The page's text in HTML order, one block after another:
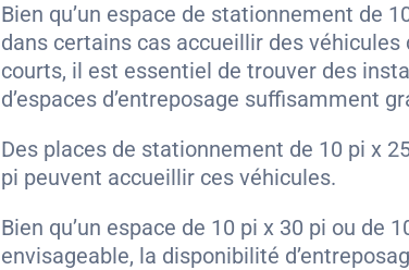
Bien qu’un espace de stationnement de
dans certains cas accueillir des véhicules
courts, il est essentiel de trouver des
d’espaces d’entreposage suffisamment
Des places de stationnement de 10 pi x
pi peuvent accueillir ces véhicules.
Bien qu’un espace de 10 pi x 30 pi ou de
envisageable, la disponibilité